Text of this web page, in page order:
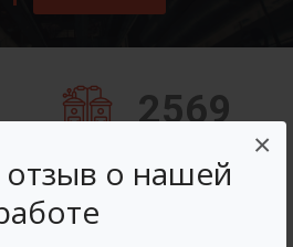
отзыв о нашей
×
2569